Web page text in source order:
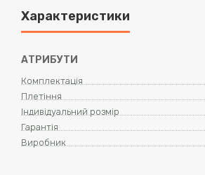
Характеристики
АТРИБУТИ
Комплектація
Плетіння
Індивідуальний розмір
Гарантія
Виробник